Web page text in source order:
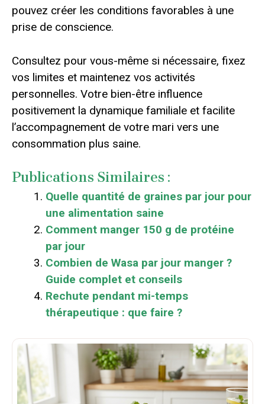
pouvez créer les conditions favorables à une
prise de conscience.
Consultez pour vous-même si nécessaire, fixez
vos limites et maintenez vos activités
personnelles. Votre bien-être influence
positivement la dynamique familiale et facilite
l’accompagnement de votre mari vers une
consommation plus saine.
Publications Similaires :
Quelle quantité de graines par jour pour
une alimentation saine
Comment manger 150 g de protéine
par jour
Combien de Wasa par jour manger ?
Guide complet et conseils
Rechute pendant mi-temps
thérapeutique : que faire ?